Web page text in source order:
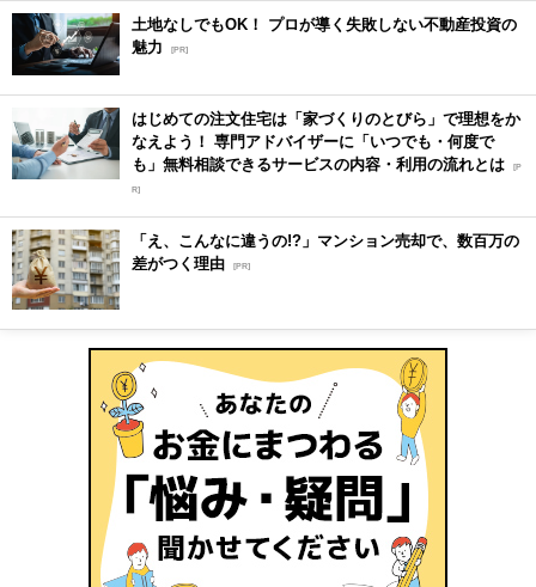
土地なしでもOK！ プロが導く失敗しない不動産投資の
魅力
[PR]
はじめての注文住宅は「家づくりのとびら」で理想をか
なえよう！ 専門アドバイザーに「いつでも・何度で
も」無料相談できるサービスの内容・利用の流れとは [P
R]
「え、こんなに違うの!?」マンション売却で、数百万の
差がつく理由 [PR]